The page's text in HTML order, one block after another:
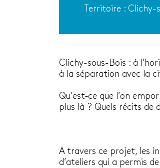
Territoire : Clichy-
Clichy-sous-Bois : à
à la séparation avec la
Qu'est‐ce que l’on
plus là ? Quels récits de
A travers ce projet, les
d’ateliers qui a permis